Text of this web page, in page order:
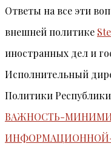
Ответы на все эти
внешней политике
иностранных дел и
Исполнительный
Политики
ВАЖНОСТЬ-